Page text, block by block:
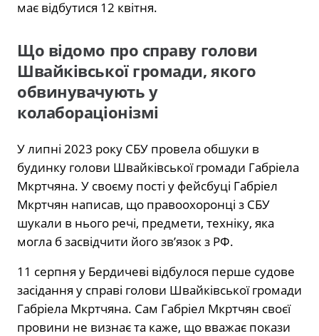
має відбутися 12 квітня.
Що відомо про справу голови
Швайківської громади, якого
обвинувачують у
колабораціонізмі
У липні 2023 року СБУ провела обшуки в
будинку голови Швайківської громади Габріела
Мкртчяна. У своєму пості у фейсбуці Габріел
Мкртчян написав, що правоохоронці з СБУ
шукали в нього речі, предмети, техніку, яка
могла б засвідчити його зв’язок з РФ.
11 серпня у Бердичеві відбулося перше судове
засідання у справі голови Швайківської громади
Габріела Мкртчяна. Сам Габріел Мкртчян своєї
провини не визнає та каже, що вважає покази